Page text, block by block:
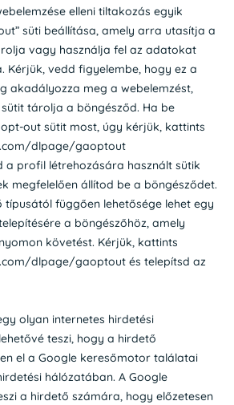
elleni tiltakozás egyik
süti beállítása, amely arra utasítja a
vagy használja fel az adatokat
Kérjük, vedd figyelembe, hogy ez a
akadályozza meg a webelemzést,
tárolja a böngésződ. Ha be
out sütit most, úgy kérjük, kattints
dlpage/gaoptout
a profil létrehozására használt sütik
megfelelően állítod be a böngésződet.
típusától függően lehetősége lehet egy
a böngészőhöz, amely
követést. Kérjük, kattints
dlpage/gaoptout és telepítsd az
olyan internetes hirdetési
teszi, hogy a hirdető
el a Google keresőmotor találatai
hálózatában. A Google
a hirdető számára, hogy előzetesen